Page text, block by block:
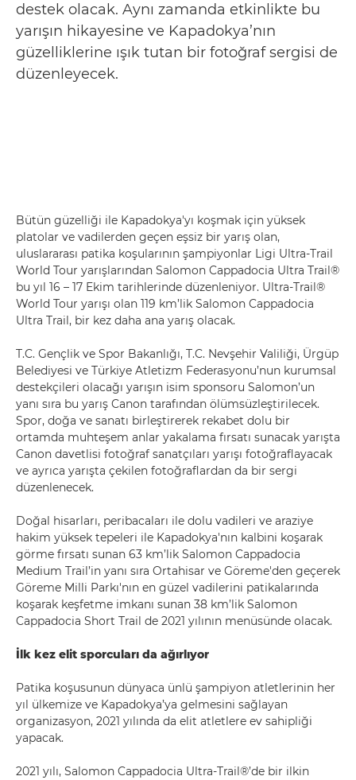
destek olacak. Aynı zamanda etkinlikte bu
yarışın hikayesine ve Kapadokya’nın
güzelliklerine ışık tutan bir fotoğraf sergisi de
düzenleyecek.
Bütün güzelliği ile Kapadokya'yı koşmak için yüksek
platolar ve vadilerden geçen eşsiz bir yarış olan,
uluslararası patika koşularının şampiyonlar Ligi Ultra-Trail
World Tour yarışlarından Salomon Cappadocia Ultra Trail®
bu yıl 16 – 17 Ekim tarihlerinde düzenleniyor. Ultra-Trail®
World Tour yarışı olan 119 km’lik Salomon Cappadocia
Ultra Trail, bir kez daha ana yarış olacak.
T.C. Gençlik ve Spor Bakanlığı, T.C. Nevşehir Valiliği, Ürgüp
Belediyesi ve Türkiye Atletizm Federasyonu’nun kurumsal
destekçileri olacağı yarışın isim sponsoru Salomon’un
yanı sıra bu yarış Canon tarafından ölümsüzleştirilecek.
Spor, doğa ve sanatı birleştirerek rekabet dolu bir
ortamda muhteşem anlar yakalama fırsatı sunacak yarışta
Canon davetlisi fotoğraf sanatçıları yarışı fotoğraflayacak
ve ayrıca yarışta çekilen fotoğraflardan da bir sergi
düzenlenecek.
Doğal hisarları, peribacaları ile dolu vadileri ve araziye
hakim yüksek tepeleri ile Kapadokya'nın kalbini koşarak
görme fırsatı sunan 63 km’lik Salomon Cappadocia
Medium Trail’in yanı sıra Ortahisar ve Göreme'den geçerek
Göreme Milli Parkı'nın en güzel vadilerini patikalarında
koşarak keşfetme imkanı sunan 38 km’lik Salomon
Cappadocia Short Trail de 2021 yılının menüsünde olacak.
İlk kez elit sporcuları da ağırlıyor
Patika koşusunun dünyaca ünlü şampiyon atletlerinin her
yıl ülkemize ve Kapadokya’ya gelmesini sağlayan
organizasyon, 2021 yılında da elit atletlere ev sahipliği
yapacak.
2021 yılı, Salomon Cappadocia Ultra-Trail®’de bir ilkin